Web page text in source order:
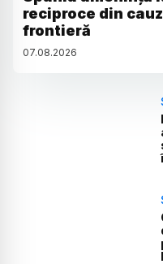
reciproce din
frontieră
07.08.2026